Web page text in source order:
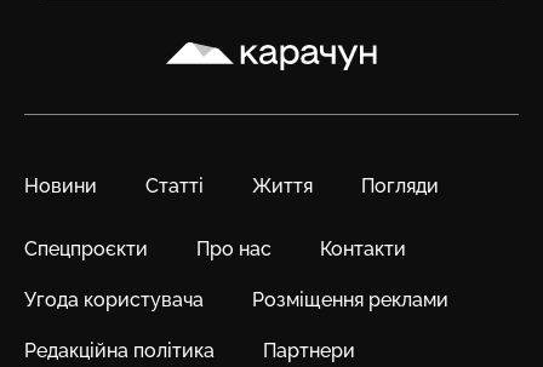
Карачун
Новини Статті Життя Погляди
Спецпроєкти Про нас Контакти
Угода користувача Розміщення реклами
Редакційна політика Партнери